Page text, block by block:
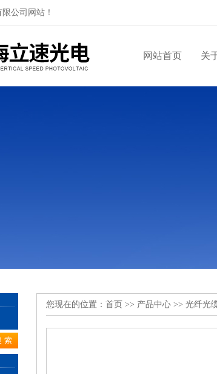
公司网站！
网站首页 关
您现在的位置： 首页 >> 产品中心 >> 光纤光